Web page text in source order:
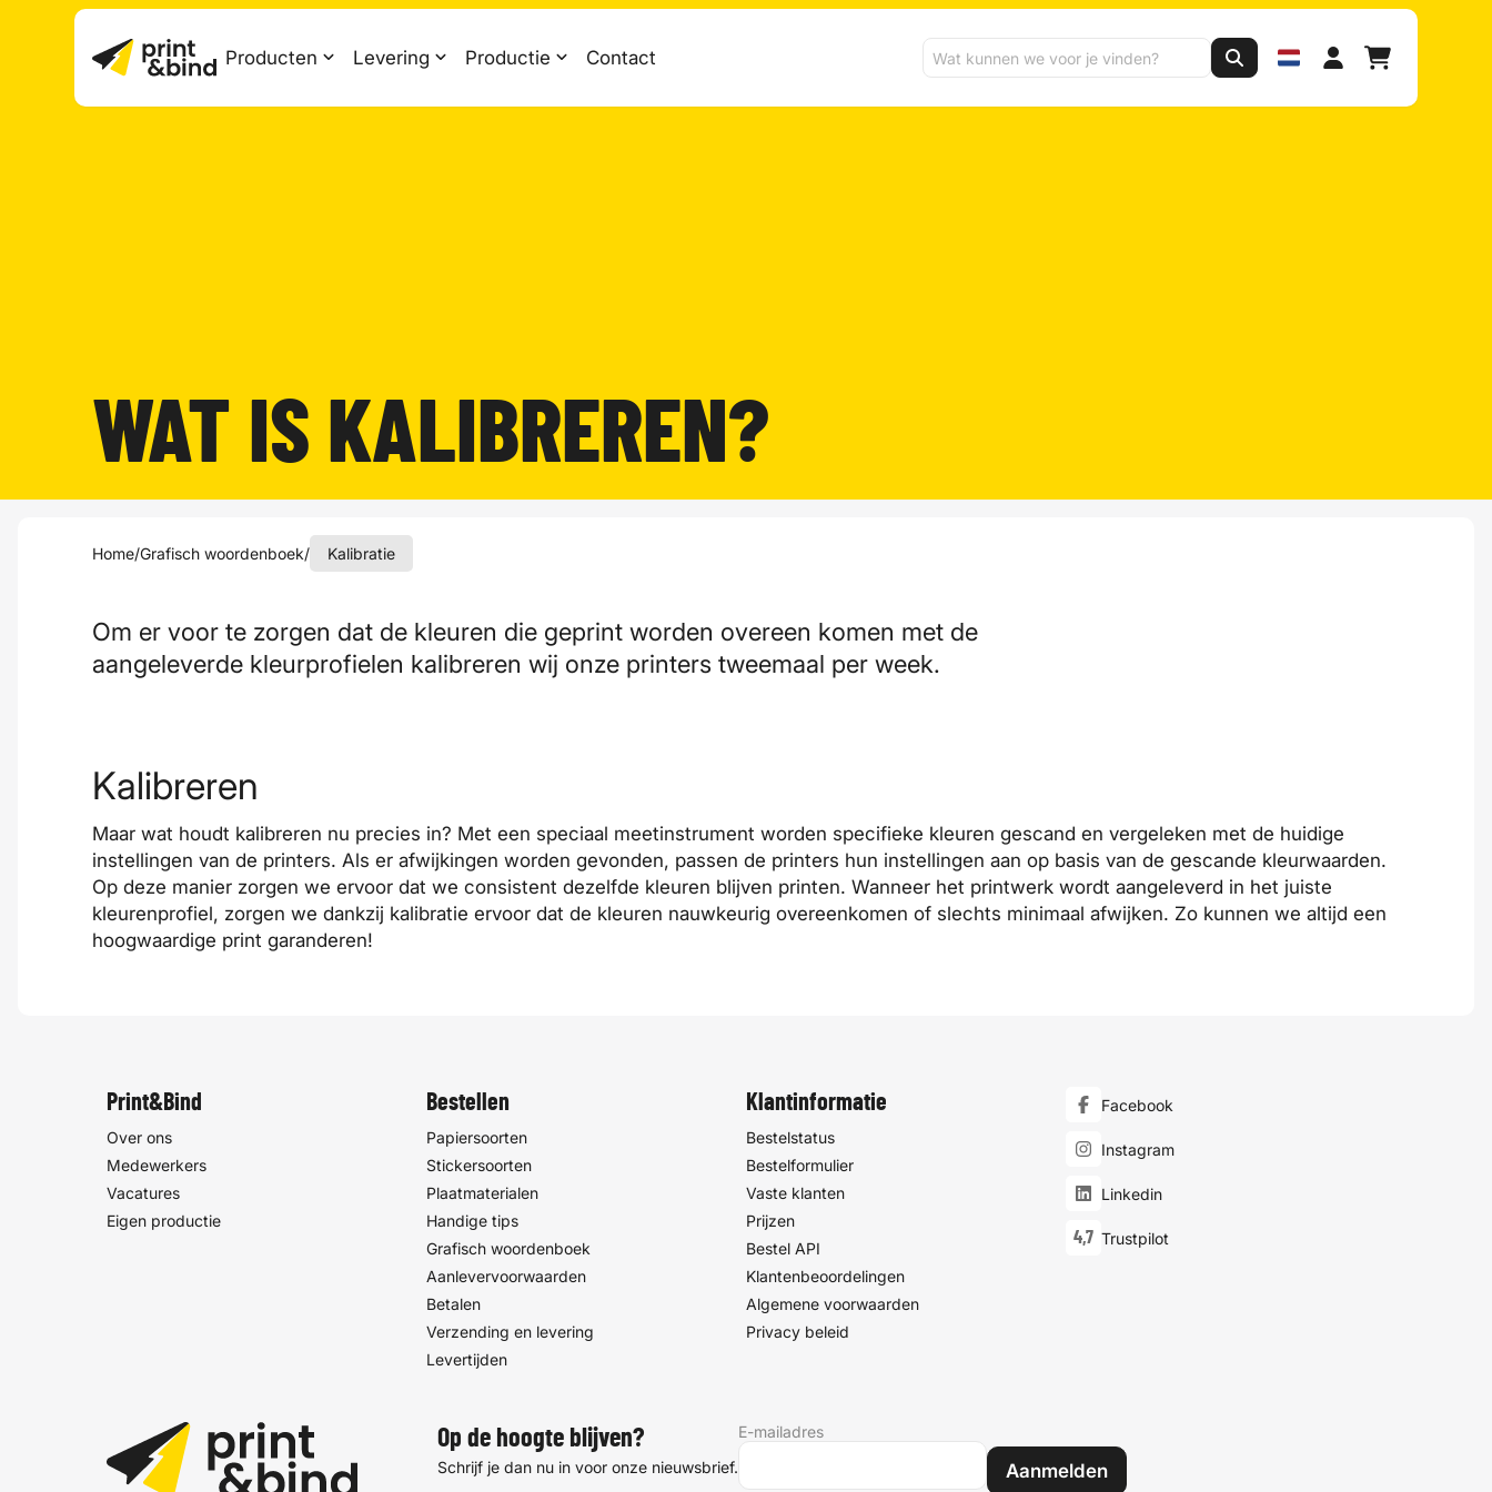
Producten Levering Productie Contact
WAT IS KALIBREREN?
Home/Grafisch woordenboek/ Kalibratie
Om er voor te zorgen dat de kleuren die geprint worden overeen komen met de
aangeleverde kleurprofielen kalibreren wij onze printers tweemaal per week.
Kalibreren
Maar wat houdt kalibreren nu precies in? Met een speciaal meetinstrument worden specifieke kleuren gescand en vergeleken met de huidige
instellingen van de printers. Als er afwijkingen worden gevonden, passen de printers hun instellingen aan op basis van de gescande kleurwaarden.
Op deze manier zorgen we ervoor dat we consistent dezelfde kleuren blijven printen. Wanneer het printwerk wordt aangeleverd in het juiste
kleurenprofiel, zorgen we dankzij kalibratie ervoor dat de kleuren nauwkeurig overeenkomen of slechts minimaal afwijken. Zo kunnen we altijd een
hoogwaardige print garanderen!
Print&Bind
Over ons
Medewerkers
Vacatures
Eigen productie
Bestellen
Papiersoorten
Stickersoorten
Plaatmaterialen
Handige tips
Grafisch woordenboek
Aanlevervoorwaarden
Betalen
Verzending en levering
Levertijden
Klantinformatie
Bestelstatus
Bestelformulier
Vaste klanten
Prijzen
Bestel API
Klantenbeoordelingen
Algemene voorwaarden
Privacy beleid
Facebook
Instagram
Linkedin
4,7 Trustpilot
Op de hoogte blijven?
Schrijf je dan nu in voor onze nieuwsbrief.
E-mailadres
Aanmelden